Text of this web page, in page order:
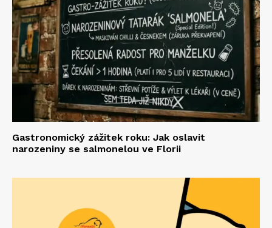
Gastronomický zážitek roku: Jak oslavit
narozeniny se salmonelou ve Florii